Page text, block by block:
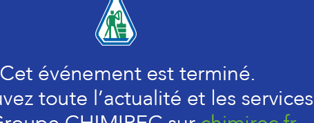
de nos filiales pour que vous puissiez vous y rendre en fonction
De plus, cela vous permettra de sélectionner la filiale avec qui
ou bien de venir visiter un autre site pour lequel vous avez un intérêt.
FIXOT, Président du Groupe CHIMIREC et par le directeur de filiale ainsi que